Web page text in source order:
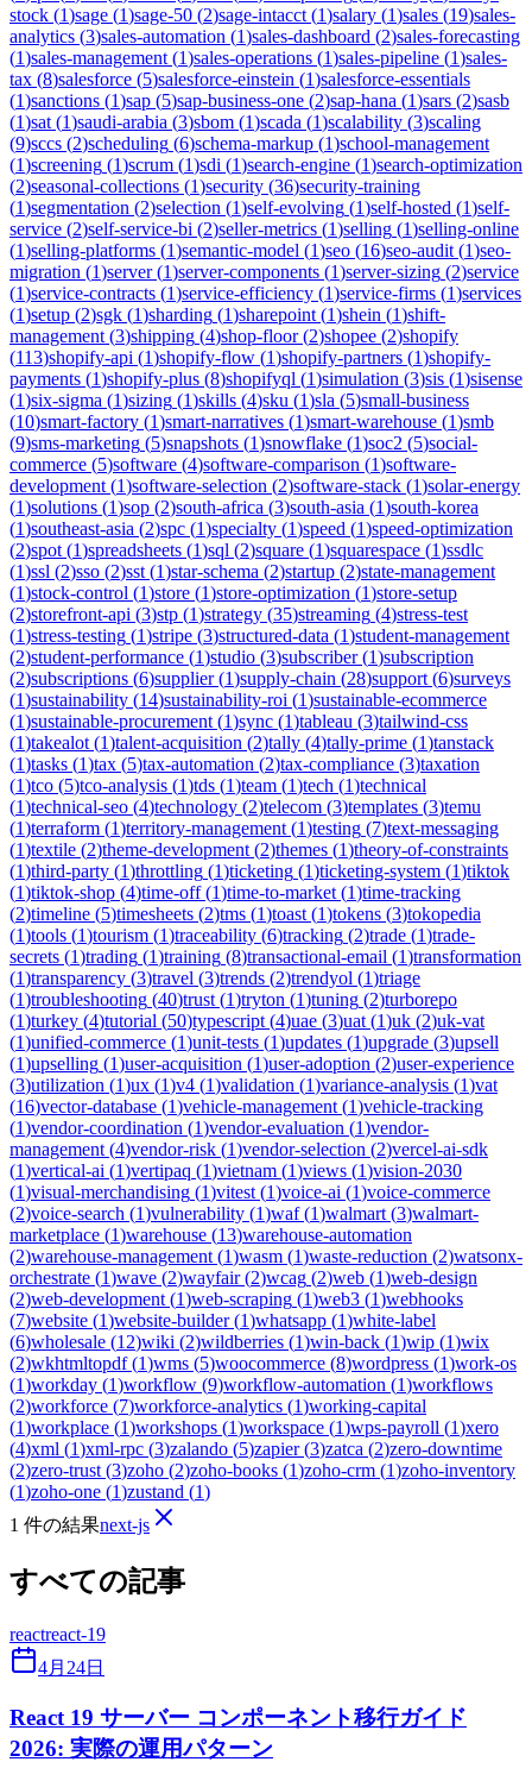
stock (1)sage (1)sage-50 (2)sage-intacct (1)salary (1)sales (19)sales-
analytics (3)sales-automation (1)sales-dashboard (2)sales-forecasting
(1)sales-management (1)sales-operations (1)sales-pipeline (1)sales-
tax (8)salesforce (5)salesforce-einstein (1)salesforce-essentials
(1)sanctions (1)sap (5)sap-business-one (2)sap-hana (1)sars (2)sasb
(1)sat (1)saudi-arabia (3)sbom (1)scada (1)scalability (3)scaling
(9)sccs (2)scheduling (6)schema-markup (1)school-management
(1)screening (1)scrum (1)sdi (1)search-engine (1)search-optimization
(2)seasonal-collections (1)security (36)security-training
(1)segmentation (2)selection (1)self-evolving (1)self-hosted (1)self-
service (2)self-service-bi (2)seller-metrics (1)selling (1)selling-online
(1)selling-platforms (1)semantic-model (1)seo (16)seo-audit (1)seo-
migration (1)server(1)server-components (1)server-sizing (2)service
(1)service-contracts (1)service-efficiency (1)service-firms (1)services
(1)setup (2)sgk (1)sharding (1)sharepoint (1)shein (1)shift-
management (3)shipping (4)shop-floor(2)shopee (2)shopify
(113)shopify-api (1)shopify-flow (1)shopify-partners (1)shopify-
payments (1)shopify-plus (8)shopifyql (1)simulation (3)sis (1)sisense
(1)six-sigma (1)sizing (1)skills (4)sku (1)sla (5)small-business
(10)smart-factory (1)smart-narratives (1)smart-warehouse (1)smb
(9)sms-marketing (5)snapshots (1)snowflake (1)soc2 (5)social-
commerce (5)software (4)software-comparison (1)software-
development (1)software-selection (2)software-stack (1)solar-energy
(1)solutions (1)sop (2)south-africa (3)south-asia (1)south-korea
(1)southeast-asia (2)spc (1)specialty (1)speed (1)speed-optimization
(2)spot (1)spreadsheets (1)sql (2)square (1)squarespace (1)ssdlc
(1)ssl (2)sso (2)sst (1)star-schema (2)startup (2)state-management
(1)stock-control (1)store (1)store-optimization (1)store-setup
(2)storefront-api (3)stp (1)strategy (35)streaming (4)stress-test
(1)stress-testing (1)stripe (3)structured-data (1)student-management
(2)student-performance (1)studio (3)subscriber(1)subscription
(2)subscriptions (6)supplier(1)supply-chain (28)support (6)surveys
(1)sustainability (14)sustainability-roi (1)sustainable-ecommerce
(1)sustainable-procurement (1)sync (1)tableau (3)tailwind-css
(1)takealot (1)talent-acquisition (2)tally (4)tally-prime (1)tanstack
(1)tasks (1)tax (5)tax-automation (2)tax-compliance (3)taxation
(1)tco (5)tco-analysis (1)tds (1)team (1)tech (1)technical
(1)technical-seo (4)technology (2)telecom (3)templates (3)temu
(1)terraform (1)territory-management (1)testing (7)text-messaging
(1)textile (2)theme-development (2)themes (1)theory-of-constraints
(1)third-party (1)throttling (1)ticketing (1)ticketing-system (1)tiktok
(1)tiktok-shop (4)time-off(1)time-to-market (1)time-tracking
(2)timeline (5)timesheets (2)tms (1)toast (1)tokens (3)tokopedia
(1)tools (1)tourism (1)traceability (6)tracking (2)trade (1)trade-
secrets (1)trading (1)training (8)transactional-email (1)transformation
(1)transparency (3)travel (3)trends (2)trendyol (1)triage
(1)troubleshooting (40)trust (1)tryton (1)tuning (2)turborepo
(1)turkey (4)tutorial (50)typescript (4)uae (3)uat (1)uk (2)uk-vat
(1)unified-commerce (1)unit-tests (1)updates (1)upgrade (3)upsell
(1)upselling (1)user-acquisition (1)user-adoption (2)user-experience
(3)utilization (1)ux (1)v4 (1)validation (1)variance-analysis (1)vat
(16)vector-database (1)vehicle-management (1)vehicle-tracking
(1)vendor-coordination (1)vendor-evaluation (1)vendor-
management (4)vendor-risk (1)vendor-selection (2)vercel-ai-sdk
(1)vertical-ai (1)vertipaq (1)vietnam (1)views (1)vision-2030
(1)visual-merchandising (1)vitest (1)voice-ai (1)voice-commerce
(2)voice-search (1)vulnerability (1)waf(1)walmart (3)walmart-
marketplace (1)warehouse (13)warehouse-automation
(2)warehouse-management (1)wasm (1)waste-reduction (2)watsonx-
orchestrate (1)wave (2)wayfair(2)wcag (2)web (1)web-design
(2)web-development (1)web-scraping (1)web3 (1)webhooks
(7)website (1)website-builder(1)whatsapp (1)white-label
(6)wholesale (12)wiki (2)wildberries (1)win-back (1)wip (1)wix
(2)wkhtmltopdf(1)wms (5)woocommerce (8)wordpress (1)work-os
(1)workday (1)workflow (9)workflow-automation (1)workflows
(2)workforce (7)workforce-analytics (1)working-capital
(1)workplace (1)workshops (1)workspace (1)wps-payroll (1)xero
(4)xml (1)xml-rpc (3)zalando (5)zapier(3)zatca (2)zero-downtime
(2)zero-trust (3)zoho (2)zoho-books (1)zoho-crm (1)zoho-inventory
(1)zoho-one (1)zustand (1)
1 件の結果next-js
すべての記事
reactreact-19
4月24日
React 19 サーバー コンポーネント移行ガイド
2026: 実際の運用パターン